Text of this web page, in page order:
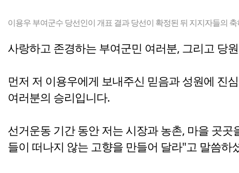
이용우 부여군수 당선인이 개표 결과 당선이 확정된 뒤 지지자들의
사랑하고 존경하는 부여군민 여러분, 그리고 당
먼저 저 이용우에게 보내주신 믿음과 성원에 진
여러분의 승리입니다.
선거운동 기간 동안 저는 시장과 농촌, 마을 곳
들이 떠나지 않는 고향을 만들어 달라"고 말씀